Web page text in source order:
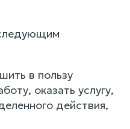
в пользу
оказать услугу,
действия,